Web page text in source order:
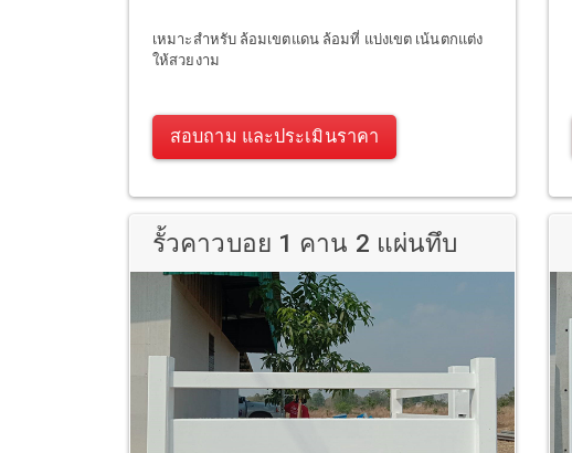
เหมาะสำหรับ ล้อมเขตแดน ล้อมที่ แบ่งเขต เน้นตกแต่ง
ให้สวยงาม
สอบถาม และประเมินราคา
รั้วคาวบอย 1 คาน 2 แผ่นทึบ